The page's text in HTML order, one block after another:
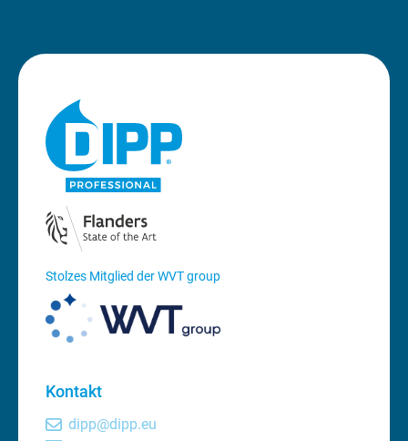
Stolzes Mitglied der WVT group
Kontakt
dipp@dipp.eu